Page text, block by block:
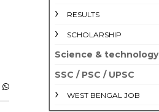
RESULTS
SCHOLARSHIP
Science & technology
SSC / PSC / UPSC
WEST BENGAL JOB